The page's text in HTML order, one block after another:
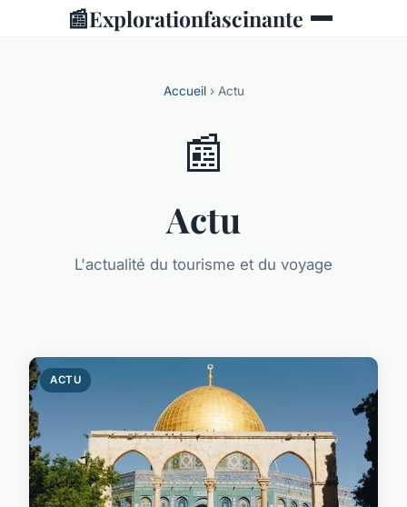
📰Explorationfascinante
Accueil› Actu
📰
Actu
L'actualité du tourisme et du voyage
ACTU